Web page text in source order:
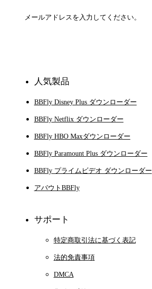
人気製品
BBFly Disney Plus ダウンローダー
BBFly Netflix ダウンローダー
BBFly HBO Maxダウンローダー
BBFly Paramount Plus ダウンローダー
BBFly プライムビデオ ダウンローダー
アバウトBBFly
サポート
特定商取引法に基づく表記
法的免責事項
DMCA